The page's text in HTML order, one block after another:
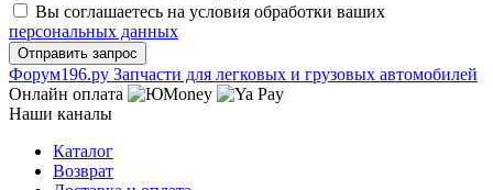
Вы соглашаетесь на условия обработки ваших
персональных данных
Фoрум196.ру Запчасти для легковых и грузовых автомобилей
Онлайн оплата
Наши каналы
Каталог
Возврат